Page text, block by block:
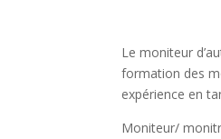
Le moniteur
formation des
expérience en
Moniteur/